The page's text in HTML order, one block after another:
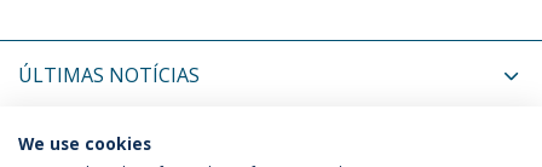
ÚLTIMAS NOTÍCIAS
PRÓXIMOS EVENTOS
We use cookies